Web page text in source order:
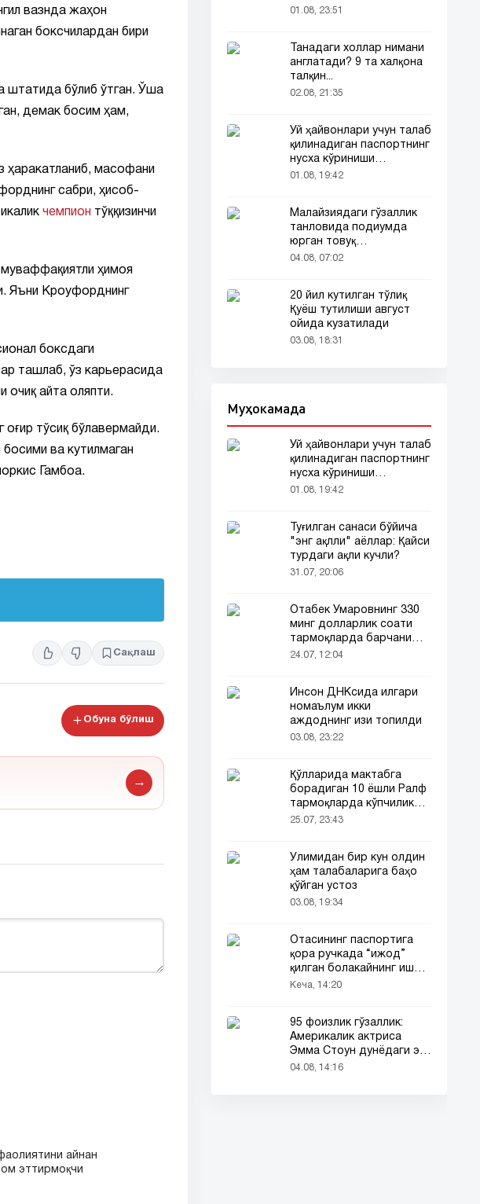
вазнда жаҳон
боксчилардан бири
штатида бўлиб ўтган. Ўша
демак босим ҳам,
ҳаракатланиб, масофани
сабри, ҳисоб-
чемпион тўққизинчи
ҳимоя
Яъни Кроуфорднинг
боксдаги
ташлаб, ўз карьерасида
очиқ айта оляпти.
тўсиқ бўлавермайди.
босими ва кутилмаган
Гамбоа.
Сақлаш
Обуна бўлиш
→
айнан
эттирмоқчи
01.08, 23:51
Танадаги холлар нимани
англатади? 9 та халқона
талқин...
02.08, 21:35
Уй ҳайвонлари учун талаб
қилинадиган паспортнинг
нусха кўриниши
тармоқларда тарқалди
01.08, 19:42
Малайзиядаги гўзаллик
танловида подиумда
юрган товуқ
томошабинлар
04.08, 07:02
20 йил кутилган тўлиқ
Қуёш тутилиши август
ойида кузатилади
03.08, 18:31
Муҳокамада
Уй ҳайвонлари учун талаб
қилинадиган паспортнинг
нусха кўриниши
тармоқларда тарқалди
01.08, 19:42
Туғилган санаси бўйича
"энг ақлли" аёллар: Қайси
турдаги ақли кучли?
31.07, 20:06
Отабек Умаровнинг 330
минг долларлик соати
тармоқларда барчани
эътиборини тортди!
24.07, 12:04
Инсон ДНКсида илгари
номаълум икки
аждоднинг изи топилди
03.08, 23:22
Қўлларида мактабга
борадиган 10 ёшли Ралф
тармоқларда кўпчиликни
таъсирлантирди
25.07, 23:43
Ўлимидан бир кун олдин
ҳам талабаларига баҳо
қўйган устоз
03.08, 19:34
Отасининг паспортига
қора ручкада “ижод”
қилган болакайнинг иши
барчанинг диққатини
Кеча, 14:20
95 фоизлик гўзаллик:
Америкалик актриса
Эмма Стоун дунёдаги энг
гўзал аёл деб топилди!
04.08, 14:16